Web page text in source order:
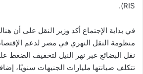
RIS).
في بداية الإجتماع أكد وزير النقل على أن
منظومة النقل النهري في مصر لدعم
نقل البضائع عبر نهر النيل لتخفيف الضغط
تتكلف صيانتها مليارات الجنيهات سنويًا،